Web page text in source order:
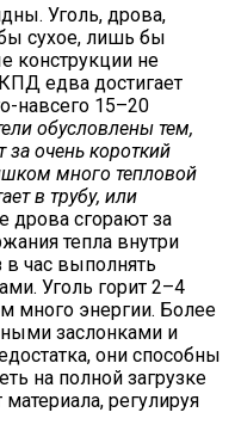
Уголь, дрова,
сухое, лишь бы
конструкции не
едва достигает
навсего 15–20
обусловлены тем,
за очень короткий
много тепловой
в трубу, или
дрова сгорают за
тепла внутри
час выполнять
Уголь горит 2–4
много энергии. Более
заслонками и
они способны
на полной загрузке
регулируя